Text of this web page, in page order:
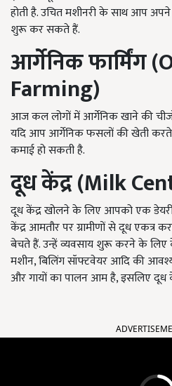
होती है. उचित मशीनरी के साथ आप
शुरू कर सकते हैं.
आर्गेनिक फार्मिंग (
Farming)
आज कल लोगों में आर्गेनिक खाने की
यदि आप आर्गेनिक फसलों की खेती
कमाई हो सकती है.
दूध केंद्र (Milk
दूध केंद्र खोलने के लिए आपको एक डेयरी
केंद्र आमतौर पर ग्रामीणों से दूध एकत्र
बेचते हैं. उन्हें व्यवसाय शुरू करने के
मशीन, बिलिंग सॉफ्टवेयर आदि की
और गायों का पालन आम है, इसलिए दूध